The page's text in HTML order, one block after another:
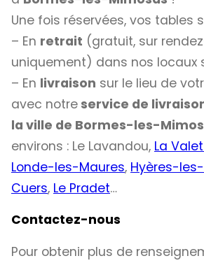
Une fois réservées, vos tables
– En retrait (gratuit, sur
uniquement) dans nos locaux
– En livraison sur le lieu de
avec notre service de
la ville de Bormes-les-
environs : Le Lavandou, La
Londe-les-Maures, Hyères-
Cuers, Le Pradet…
Contactez-nous
Pour obtenir plus de